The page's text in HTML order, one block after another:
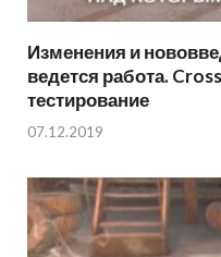
Изменения и
ведется работа.
тестирование
07.12.2019